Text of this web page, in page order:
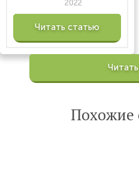
2022
Читать статью
Похожие